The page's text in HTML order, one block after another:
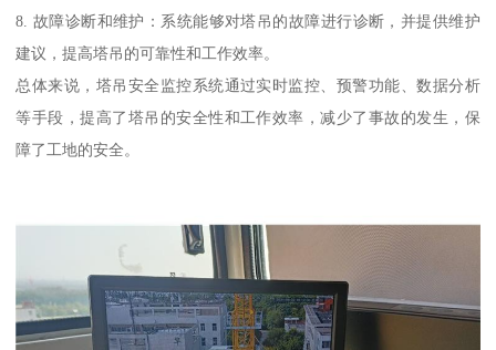
8. 故障诊断和维护：系统能够对塔吊的故障进行诊断，并提供维护
建议，提高塔吊的可靠性和工作效率。
总体来说，塔吊安全监控系统通过实时监控、预警功能、数据分析
等手段，提高了塔吊的安全性和工作效率，减少了事故的发生，保
障了工地的安全。